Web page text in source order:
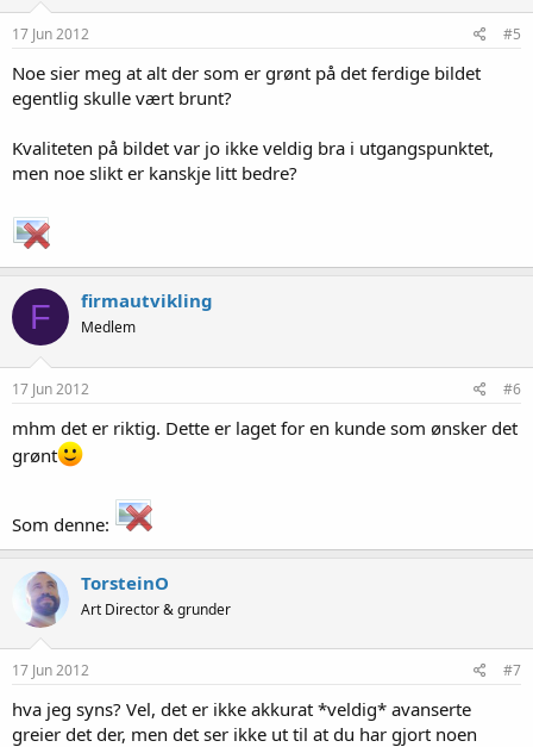
17 Jun 2012 #5
Noe sier meg at alt der som er grønt på det ferdige bildet
egentlig skulle vært brunt?
Kvaliteten på bildet var jo ikke veldig bra i utgangspunktet,
men noe slikt er kanskje litt bedre?
F firmautvikling
Medlem
17 Jun 2012 #6
mhm det er riktig. Dette er laget for en kunde som ønsker det
grønt
Som denne:
TorsteinO
Art Director & grunder
17 Jun 2012 #7
hva jeg syns? Vel, det er ikke akkurat *veldig* avanserte
greier det der, men det ser ikke ut til at du har gjort noen